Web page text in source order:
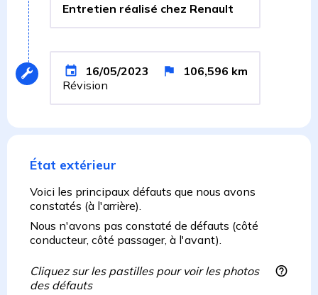
Entretien réalisé chez Renault
16/05/2023 106,596 km
Révision
État extérieur
Voici les principaux défauts que nous avons
constatés (à l'arrière).
Nous n'avons pas constaté de défauts (côté
conducteur, côté passager, à l'avant).
Cliquez sur les pastilles pour voir les photos
des défauts